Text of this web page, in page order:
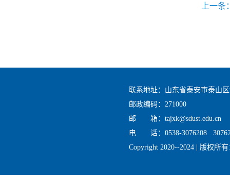
上一条
联系地址：山东省泰安市泰山
邮政编码：271000
邮 箱：tajxk@sdust.edu.cn
电 话：0538-3076208
Copyright 2020--2024 | 版权所